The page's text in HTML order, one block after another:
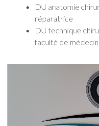
DU anatomie
réparatrice
DU technique
faculté de